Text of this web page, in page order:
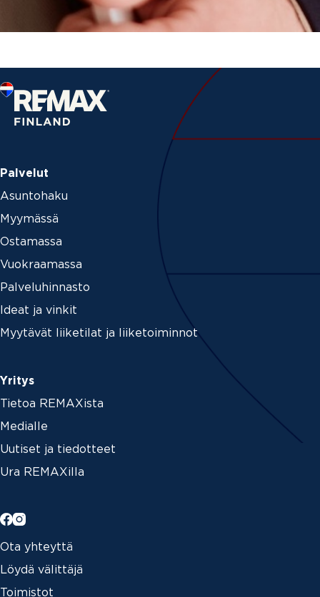
Palvelut
Asuntohaku
Myymässä
Ostamassa
Vuokraamassa
Palveluhinnasto
Ideat ja vinkit
Myytävät liiketilat ja liiketoiminnot
Yritys
Tietoa REMAXista
Medialle
Uutiset ja tiedotteet
Ura REMAXilla
Ota yhteyttä
Löydä välittäjä
Toimistot